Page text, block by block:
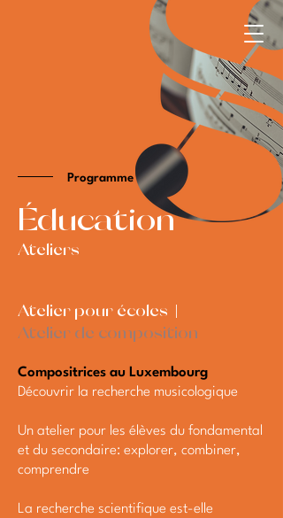
Programme
​Éducation
Ateliers
Atelier pour écoles |
Atelier de composition
Compositrices au Luxembourg
Découvrir la recherche musicologique
Un atelier pour les élèves du fondamental
et du secondaire: explorer, combiner,
comprendre
La recherche scientifique est-elle